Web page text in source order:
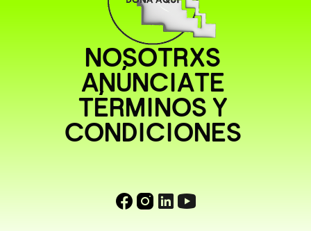
NOSOTRXS
ANÚNCIATE
TÉRMINOS Y
CONDICIONES